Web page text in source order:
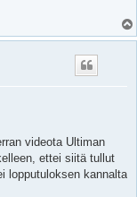
l
videota Ultiman
ettei siitä tullut
lopputuloksen kannalta